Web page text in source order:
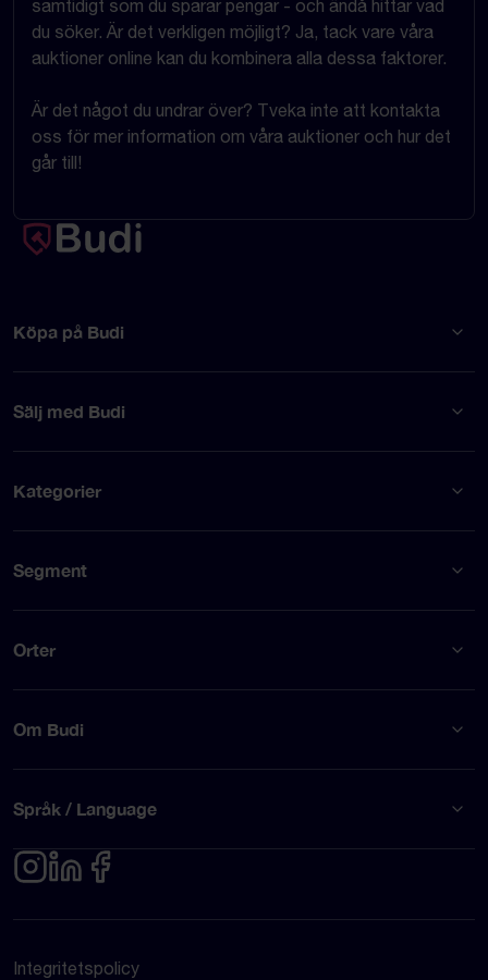
samtidigt som du sparar pengar - och ändå hittar vad
du söker. Är det verkligen möjligt? Ja, tack vare våra
auktioner online kan du kombinera alla dessa faktorer.
Är det något du undrar över? Tveka inte att kontakta
oss för mer information om våra auktioner och hur det
går till!
Köpa på Budi
Sälj med Budi
Kategorier
Segment
Orter
Om Budi
Språk / Language
Integritetspolicy